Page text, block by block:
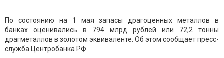
По состоянию на 1 мая запасы драгоценных металлов в
банках оценивались в 794 млрд рублей или 72,2 тонны
драгметаллов в золотом эквиваленте. Об этом сообщает пресс-
служба Центробанка РФ.